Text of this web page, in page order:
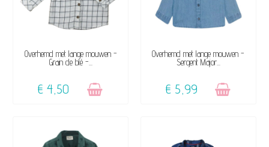
NIET OP VOORRAAD
Overhemd met lange mouwen -
Grain de blé -...
€ 4,50
NIET OP VOORRAAD
Overhemd met lange mouwen -
Sergent Major...
€ 5,99